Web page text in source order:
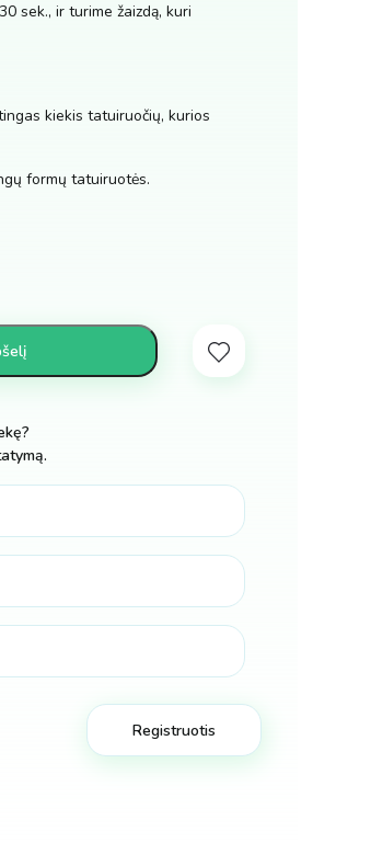
sek., ir turime žaizdą, kuri
kiekis tatuiruočių, kurios
formų tatuiruotės.